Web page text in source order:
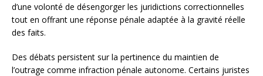
d’une volonté de désengorger les juridictions correctionnelles
tout en offrant une réponse pénale adaptée à la gravité réelle
des faits.
Des débats persistent sur la pertinence du maintien de
l’outrage comme infraction pénale autonome. Certains juristes